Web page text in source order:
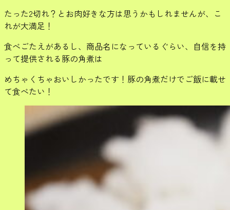
たった2切れ？とお肉好きな方は思うかもしれませんが、こ
れが大満足！
食べごたえがあるし、商品名になっているぐらい、自信を持
って提供される豚の角煮は
めちゃくちゃおいしかったです！豚の角煮だけでご飯に載せ
て食べたい！